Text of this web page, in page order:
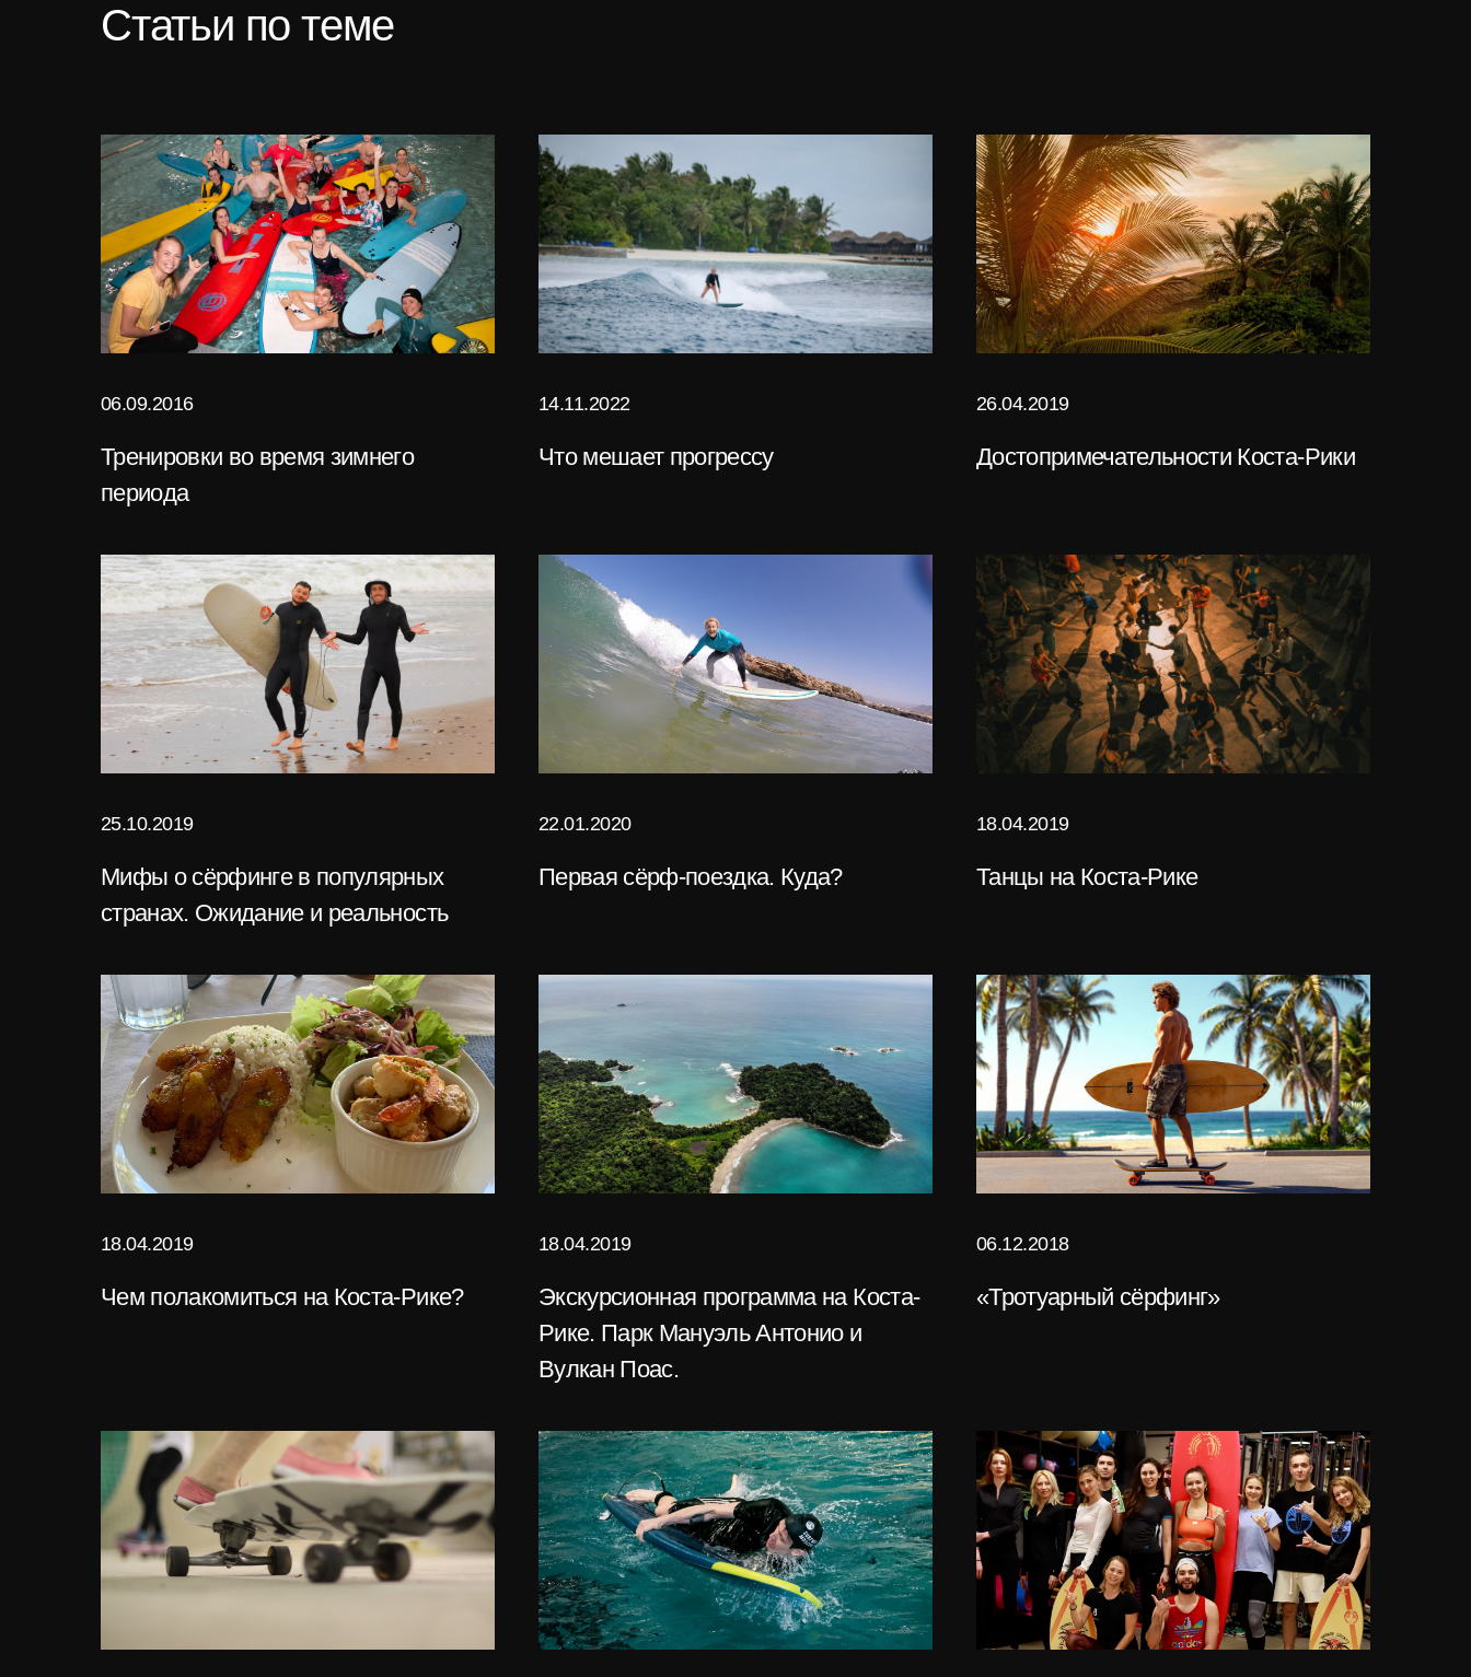
Статьи по теме
06.09.2016
Тренировки во время зимнего
периода
14.11.2022
Что мешает прогрессу
26.04.2019
Достопримечательности Коста-Рики
25.10.2019
Мифы о сёрфинге в популярных
странах. Ожидание и реальность
22.01.2020
Первая сёрф-поездка. Куда?
18.04.2019
Танцы на Коста-Рике
18.04.2019
Чем полакомиться на Коста-Рике?
18.04.2019
Экскурсионная программа на Коста-
Рике. Парк Мануэль Антонио и
Вулкан Поас.
06.12.2018
«Тротуарный сёрфинг»